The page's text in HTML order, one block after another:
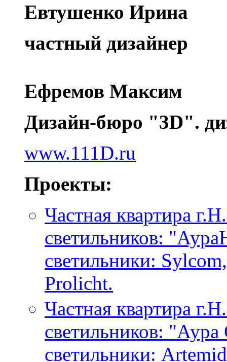
Евтушенко Ирина
частный дизайнер
Ефремов Максим
Дизайн-бюро "3D".
www.111D.ru
Проекты:
Частная квартира
светильников:
светильники:
Prolicht.
Частная квартира
светильников:
светильники: